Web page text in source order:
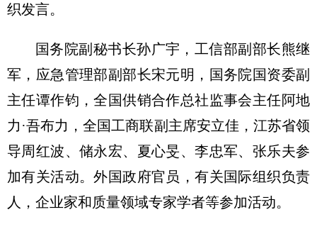
织发言。
国务院副秘书长孙广宇，工信部副部长熊继
军，应急管理部副部长宋元明，国务院国资委副
主任谭作钧，全国供销合作总社监事会主任阿地
力·吾布力，全国工商联副主席安立佳，江苏省领
导周红波、储永宏、夏心旻、李忠军、张乐夫参
加有关活动。外国政府官员，有关国际组织负责
人，企业家和质量领域专家学者等参加活动。